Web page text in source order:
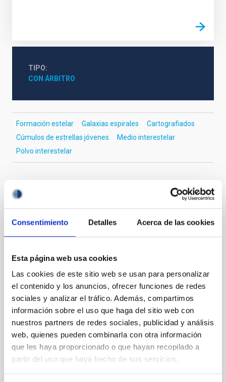
Consentimiento Detalles Acerca de las cookies
Esta página web usa cookies
Las cookies de este sitio web se usan para personalizar
el contenido y los anuncios, ofrecer funciones de redes
sociales y analizar el tráfico. Además, compartimos
información sobre el uso que haga del sitio web con
nuestros partners de redes sociales, publicidad y análisis
web, quienes pueden combinarla con otra información
que les haya proporcionado o que hayan recopilado a
partir del uso que haya hecho de sus servicios.
TIPO
CON ÁRBITRO
Formación estelar Galaxias espirales
Cartografiados
Cúmulos de estrellas jóvenes
Medio interestelar
Polvo interestelar
Te puede interesar
CON ÁRBITRO
Magnetic Field Alignment with Dense
Cores in the Transition between Cloud and
Core Scales
In a magnetically dominated model of star formation,
we expect to see alignments between the magnetic
field orientation of star-forming dense cores and the
cloud-scale magnetic field. A. Pandhi et al. showed
instead, however, that the orientation of cores and
their angular momentum vectors appear random
with respect to the larger-scale magnetic